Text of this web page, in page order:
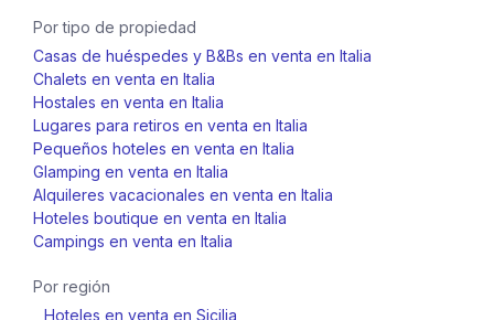
Por tipo de propiedad
Casas de huéspedes y B&Bs en venta en Italia
Chalets en venta en Italia
Hostales en venta en Italia
Lugares para retiros en venta en Italia
Pequeños hoteles en venta en Italia
Glamping en venta en Italia
Alquileres vacacionales en venta en Italia
Hoteles boutique en venta en Italia
Campings en venta en Italia
Por región
Hoteles en venta en Sicilia